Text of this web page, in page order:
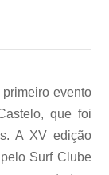
evento
que foi
A XV edição
Surf Clube